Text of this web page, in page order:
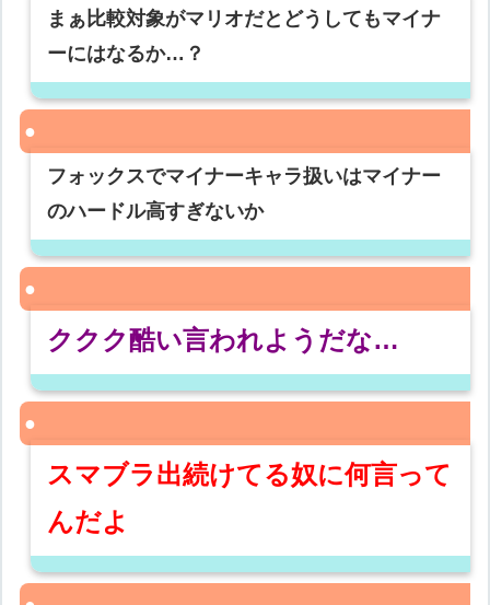
まぁ比較対象がマリオだとどうしてもマイナ
ーにはなるか…？
フォックスでマイナーキャラ扱いはマイナー
のハードル高すぎないか
ククク酷い言われようだな…
スマブラ出続けてる奴に何言って
んだよ